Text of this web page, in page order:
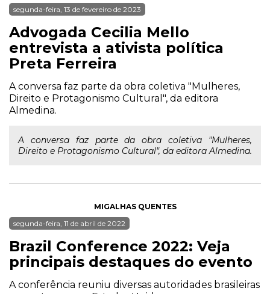
segunda-feira, 13 de fevereiro de 2023
Advogada Cecilia Mello
entrevista a ativista política
Preta Ferreira
A conversa faz parte da obra coletiva "Mulheres,
Direito e Protagonismo Cultural", da editora
Almedina.
A conversa faz parte da obra coletiva "Mulheres,
Direito e Protagonismo Cultural", da editora Almedina.
MIGALHAS QUENTES
segunda-feira, 11 de abril de 2022
Brazil Conference 2022: Veja
principais destaques do evento
A conferência reuniu diversas autoridades brasileiras